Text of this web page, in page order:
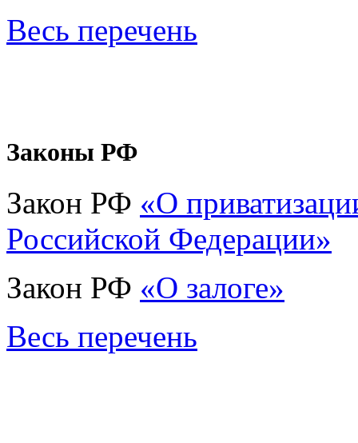
Весь перечень
Законы РФ
Закон РФ «О
Российской Федерации»
Закон РФ «О залоге»
Весь перечень